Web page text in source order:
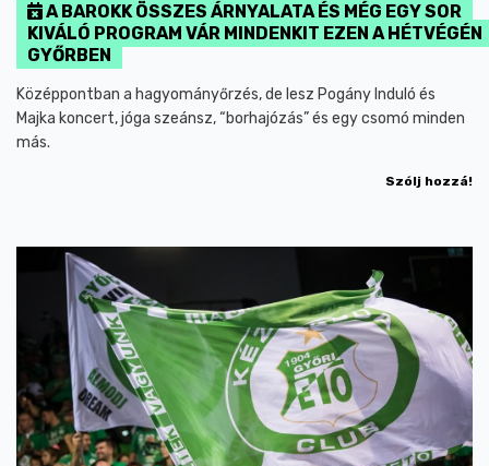
A BAROKK ÖSSZES ÁRNYALATA ÉS MÉG EGY SOR
KIVÁLÓ PROGRAM VÁR MINDENKIT EZEN A HÉTVÉGÉN
GYŐRBEN
Középpontban a hagyományőrzés, de lesz Pogány Induló és
Majka koncert, jóga szeánsz, “borhajózás” és egy csomó minden
más.
Szólj hozzá!